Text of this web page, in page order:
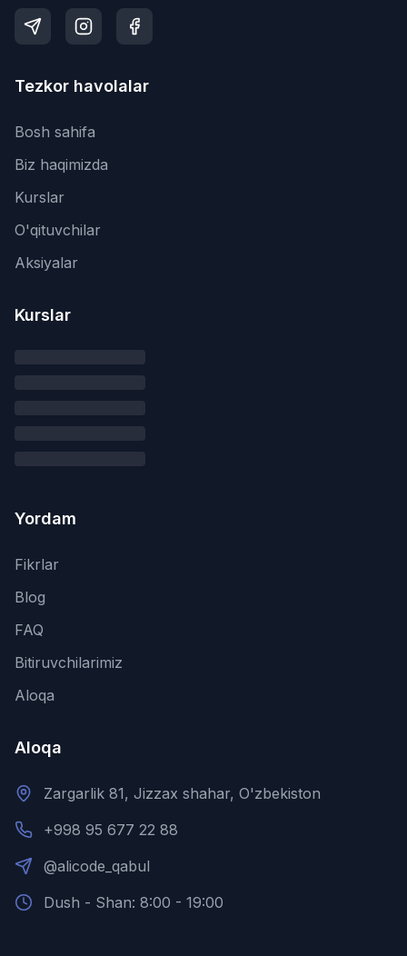
Tezkor havolalar
Bosh sahifa
Biz haqimizda
Kurslar
O'qituvchilar
Aksiyalar
Kurslar
Yordam
Fikrlar
Blog
FAQ
Bitiruvchilarimiz
Aloqa
Aloqa
Zargarlik 81, Jizzax shahar, O'zbekiston
+998 95 677 22 88
@alicode_qabul
Dush - Shan: 8:00 - 19:00